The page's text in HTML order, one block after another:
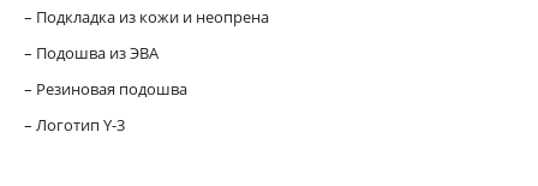
– Подкладка из кожи и неопрена
– Подошва из ЭВА
– Резиновая подошва
– Логотип Y-3